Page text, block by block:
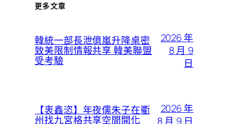
更多文章
韓統一部長泄億嵐升降桌密
致美限制情報共享 韓美聯盟
受考驗
2026 年
8 月 9
日
【衷鑫恣】年夜儒朱子在衢
州找九宮格共享空間開化
2026 年
8 月 9 日